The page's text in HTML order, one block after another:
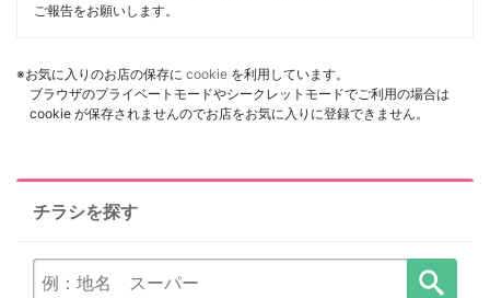
ご報告をお願いします。
※お気に入りのお店の保存に cookie を利用しています。
ブラウザのプライベートモードやシークレットモードでご利用の場合は
cookie が保存されませんのでお店をお気に入りに登録できません。
チラシを探す